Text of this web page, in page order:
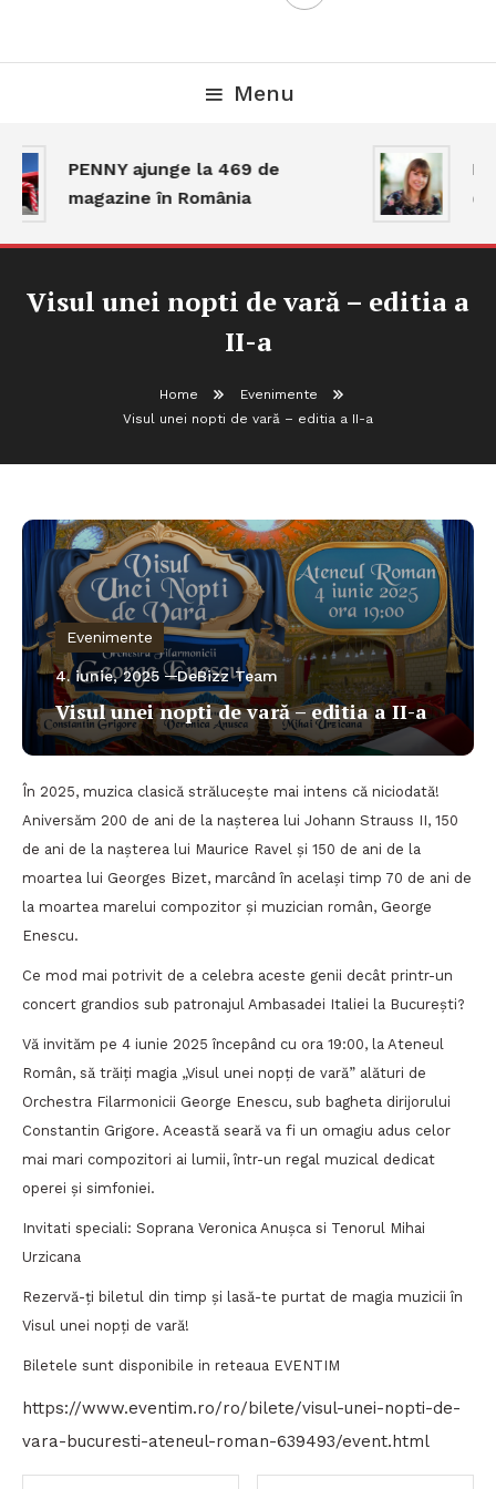
Menu
PENNY ajunge la 469 de
magazine în România
Visul unei nopti de vară – editia a
II-a
Home
Evenimente
Visul unei nopti de vară – editia a II-a
Evenimente
4. iunie, 2025 DeBizz Team
Visul unei nopti de vară – editia a II-a
În 2025, muzica clasică strălucește mai intens că niciodată!
Aniversăm 200 de ani de la nașterea lui Johann Strauss II, 150
de ani de la nașterea lui Maurice Ravel și 150 de ani de la
moartea lui Georges Bizet, marcând în același timp 70 de ani de
la moartea marelui compozitor și muzician român, George
Enescu.
Ce mod mai potrivit de a celebra aceste genii decât printr-un
concert grandios sub patronajul Ambasadei Italiei la București?
Vă invităm pe 4 iunie 2025 începând cu ora 19:00, la Ateneul
Român, să trăiți magia „Visul unei nopți de vară” alături de
Orchestra Filarmonicii George Enescu, sub bagheta dirijorului
Constantin Grigore. Această seară va fi un omagiu adus celor
mai mari compozitori ai lumii, într-un regal muzical dedicat
operei și simfoniei.
Invitati speciali: Soprana Veronica Anușca si Tenorul Mihai
Urzicana
Rezervă-ți biletul din timp și lasă-te purtat de magia muzicii în
Visul unei nopți de vară!
Biletele sunt disponibile in reteaua EVENTIM
https://www.eventim.ro/ro/bilete/visul-unei-nopti-de-
vara-bucuresti-ateneul-roman-639493/event.html